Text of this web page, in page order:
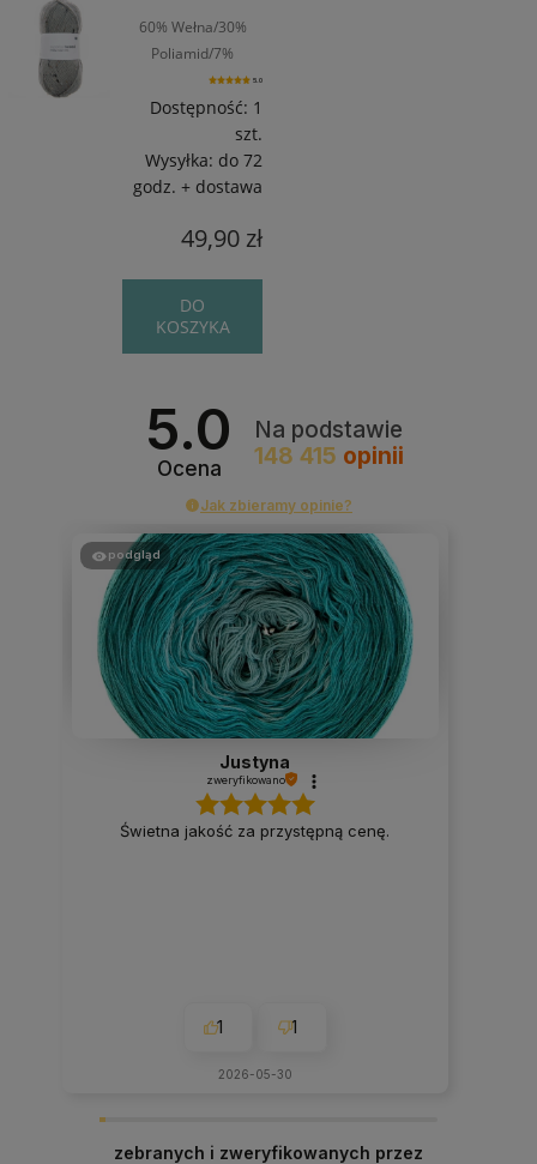
60% Wełna/30%
Poliamid/7%
Akryl/3%Wiskoza / ~
375 m / 150 g
5.0
Dostępność: 1
szt.
Wysyłka: do 72
godz. + dostawa
49,90 zł
DO
KOSZYKA
5.0
Ocena
Na podstawie
148 415 opinii
Jak zbieramy opinie?
podgląd
Justyna
zweryfikowano
Świetna jakość za przystępną cenę.
1 1
2026-05-30
zebranych i zweryfikowanych przez